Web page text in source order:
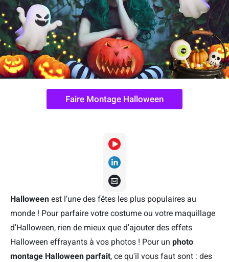
Faire Montage Halloween
Halloween est l’une des fêtes les plus populaires au
monde ! Pour parfaire votre costume ou votre maquillage
d'Halloween, rien de mieux que d'ajouter des effets
Halloween effrayants à vos photos ! Pour un photo
montage Halloween parfait, ce qu'il vous faut sont : des